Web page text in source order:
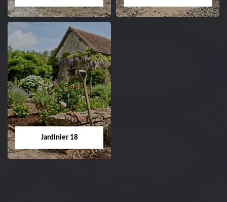
Dessouchage arbre
et haie 18
Entreprise dessouchage
arbre et haie 18 Cher
Jardinier 18